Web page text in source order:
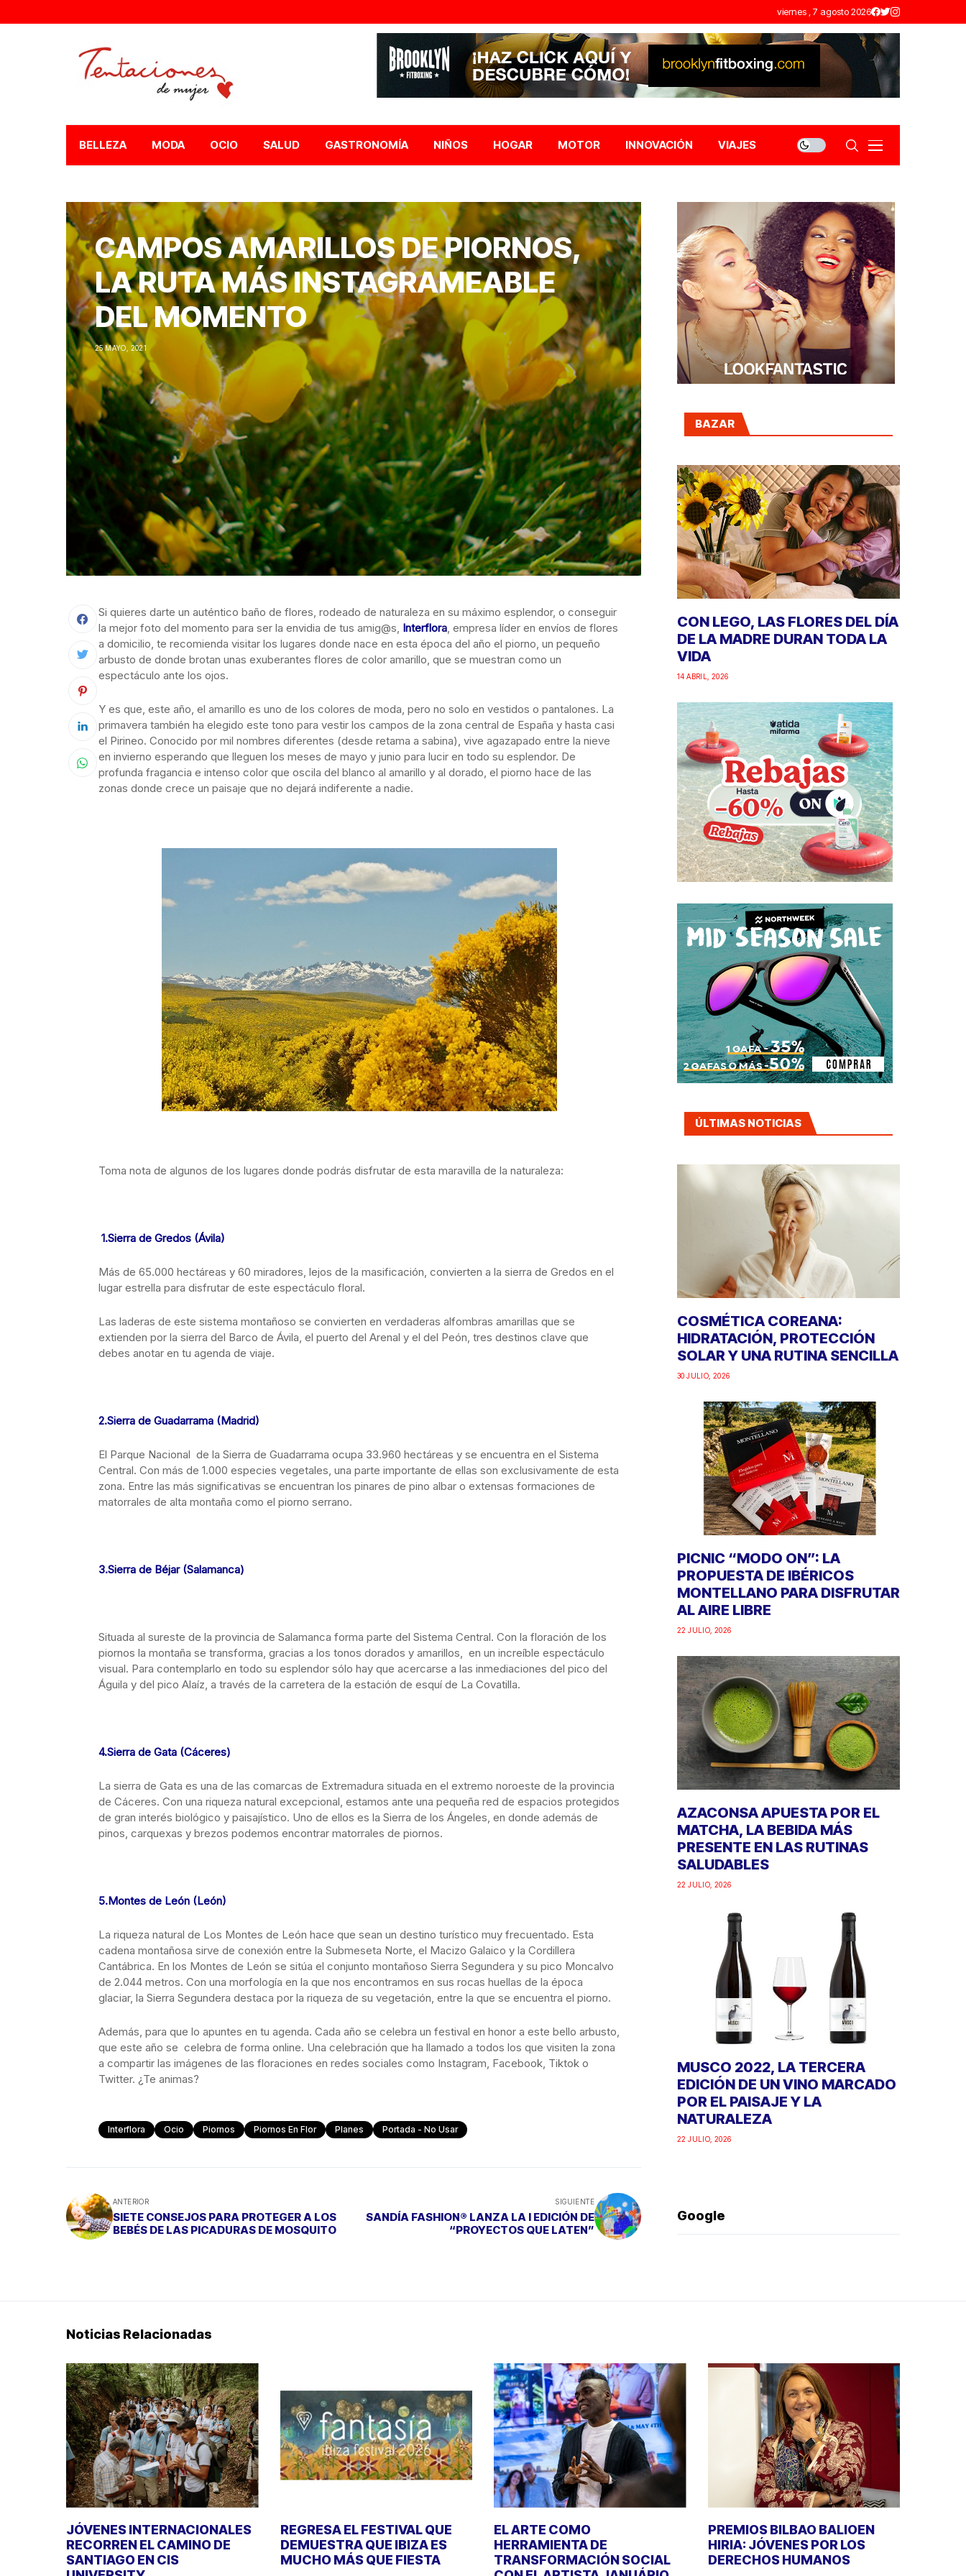
viernes , 7 agosto 2026
BELLEZA MODA OCIO SALUD GASTRONOMÍA NIÑOS HOGAR MOTOR INNOVACIÓN VIAJES
CAMPOS AMARILLOS DE PIORNOS,
LA RUTA MÁS INSTAGRAMEABLE
DEL MOMENTO
25 MAYO, 2021
Si quieres darte un auténtico baño de flores, rodeado de naturaleza en su máximo esplendor, o conseguir
la mejor foto del momento para ser la envidia de tus amig@s, Interflora, empresa líder en envíos de flores
a domicilio, te recomienda visitar los lugares donde nace en esta época del año el piorno, un pequeño
arbusto de donde brotan unas exuberantes flores de color amarillo, que se muestran como un
espectáculo ante los ojos.
Y es que, este año, el amarillo es uno de los colores de moda, pero no solo en vestidos o pantalones. La
primavera también ha elegido este tono para vestir los campos de la zona central de España y hasta casi
el Pirineo. Conocido por mil nombres diferentes (desde retama a sabina), vive agazapado entre la nieve
en invierno esperando que lleguen los meses de mayo y junio para lucir en todo su esplendor. De
profunda fragancia e intenso color que oscila del blanco al amarillo y al dorado, el piorno hace de las
zonas donde crece un paisaje que no dejará indiferente a nadie.
Toma nota de algunos de los lugares donde podrás disfrutar de esta maravilla de la naturaleza:
1.Sierra de Gredos (Ávila)
Más de 65.000 hectáreas y 60 miradores, lejos de la masificación, convierten a la sierra de Gredos en el
lugar estrella para disfrutar de este espectáculo floral.
Las laderas de este sistema montañoso se convierten en verdaderas alfombras amarillas que se
extienden por la sierra del Barco de Ávila, el puerto del Arenal y el del Peón, tres destinos clave que
debes anotar en tu agenda de viaje.
2.Sierra de Guadarrama (Madrid)
El Parque Nacional de la Sierra de Guadarrama ocupa 33.960 hectáreas y se encuentra en el Sistema
Central. Con más de 1.000 especies vegetales, una parte importante de ellas son exclusivamente de esta
zona. Entre las más significativas se encuentran los pinares de pino albar o extensas formaciones de
matorrales de alta montaña como el piorno serrano.
3.Sierra de Béjar (Salamanca)
Situada al sureste de la provincia de Salamanca forma parte del Sistema Central. Con la floración de los
piornos la montaña se transforma, gracias a los tonos dorados y amarillos, en un increíble espectáculo
visual. Para contemplarlo en todo su esplendor sólo hay que acercarse a las inmediaciones del pico del
Águila y del pico Alaíz, a través de la carretera de la estación de esquí de La Covatilla.
4.Sierra de Gata (Cáceres)
La sierra de Gata es una de las comarcas de Extremadura situada en el extremo noroeste de la provincia
de Cáceres. Con una riqueza natural excepcional, estamos ante una pequeña red de espacios protegidos
de gran interés biológico y paisajístico. Uno de ellos es la Sierra de los Ángeles, en donde además de
pinos, carquexas y brezos podemos encontrar matorrales de piornos.
5.Montes de León (León)
La riqueza natural de Los Montes de León hace que sean un destino turístico muy frecuentado. Esta
cadena montañosa sirve de conexión entre la Submeseta Norte, el Macizo Galaico y la Cordillera
Cantábrica. En los Montes de León se sitúa el conjunto montañoso Sierra Segundera y su pico Moncalvo
de 2.044 metros. Con una morfología en la que nos encontramos en sus rocas huellas de la época
glaciar, la Sierra Segundera destaca por la riqueza de su vegetación, entre la que se encuentra el piorno.
Además, para que lo apuntes en tu agenda. Cada año se celebra un festival en honor a este bello arbusto,
que este año se celebra de forma online. Una celebración que ha llamado a todos los que visiten la zona
a compartir las imágenes de las floraciones en redes sociales como Instagram, Facebook, Tiktok o
Twitter. ¿Te animas?
Interflora Ocio Piornos Piornos En Flor Planes Portada - No Usar
ANTERIOR
SIETE CONSEJOS PARA PROTEGER A LOS
BEBÉS DE LAS PICADURAS DE MOSQUITO
SIGUIENTE
SANDÍA FASHION® LANZA LA I EDICIÓN DE
“PROYECTOS QUE LATEN”
BAZAR
CON LEGO, LAS FLORES DEL DÍA
DE LA MADRE DURAN TODA LA
VIDA
14 ABRIL, 2026
ÚLTIMAS NOTICIAS
COSMÉTICA COREANA:
HIDRATACIÓN, PROTECCIÓN
SOLAR Y UNA RUTINA SENCILLA
30 JULIO, 2026
PICNIC “MODO ON”: LA
PROPUESTA DE IBÉRICOS
MONTELLANO PARA DISFRUTAR
AL AIRE LIBRE
22 JULIO, 2026
AZACONSA APUESTA POR EL
MATCHA, LA BEBIDA MÁS
PRESENTE EN LAS RUTINAS
SALUDABLES
22 JULIO, 2026
MUSCO 2022, LA TERCERA
EDICIÓN DE UN VINO MARCADO
POR EL PAISAJE Y LA
NATURALEZA
22 JULIO, 2026
Google
Noticias Relacionadas
JÓVENES INTERNACIONALES
RECORREN EL CAMINO DE
SANTIAGO EN CIS
REGRESA EL FESTIVAL QUE
DEMUESTRA QUE IBIZA ES
MUCHO MÁS QUE FIESTA
EL ARTE COMO
HERRAMIENTA DE
TRANSFORMACIÓN SOCIAL
PREMIOS BILBAO BALIOEN
HIRIA: JÓVENES POR LOS
DERECHOS HUMANOS